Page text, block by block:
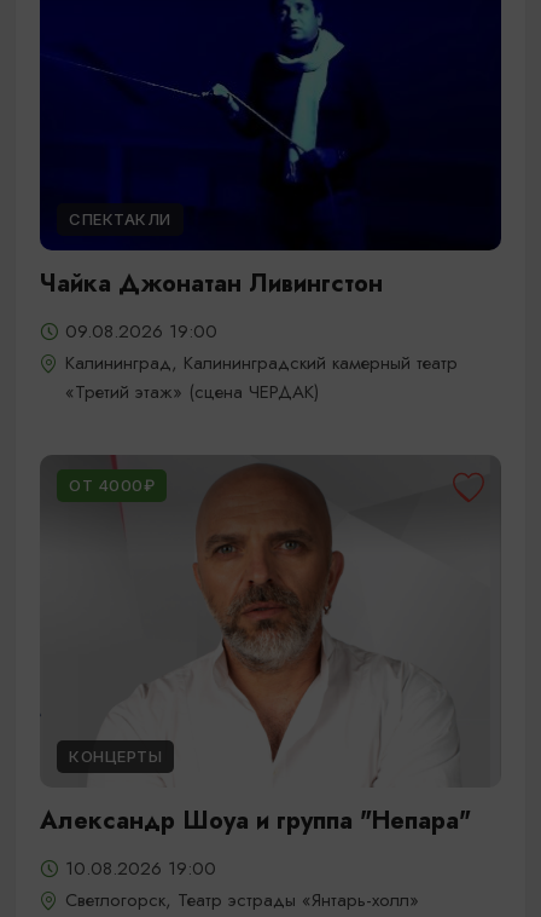
СПЕКТАКЛИ
Чайка Джонатан Ливингстон
09.08.2026 19:00
Калининград, Калининградский камерный театр
«Третий этаж» (сцена ЧЕРДАК)
ОТ 4000₽
КОНЦЕРТЫ
Александр Шоуа и группа "Непара"
10.08.2026 19:00
Светлогорск, Театр эстрады «Янтарь-холл»